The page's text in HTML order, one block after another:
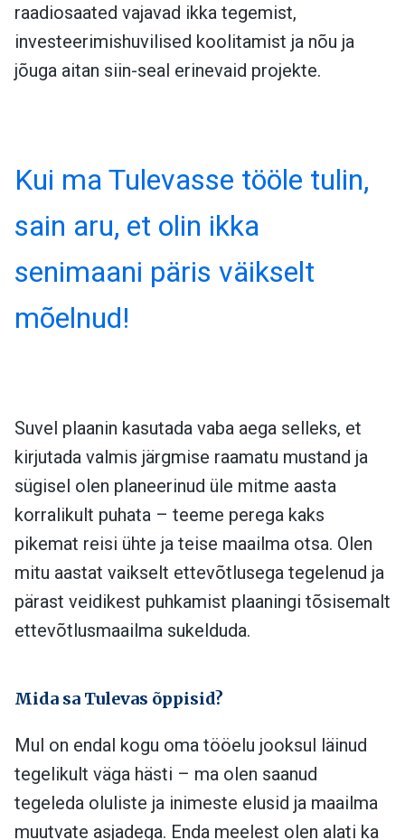
raadiosaated vajavad ikka tegemist,
investeerimishuvilised koolitamist ja nõu ja
jõuga aitan siin-seal erinevaid projekte.
Kui ma Tulevasse tööle tulin,
sain aru, et olin ikka
senimaani päris väikselt
mõelnud!
Suvel plaanin kasutada vaba aega selleks, et
kirjutada valmis järgmise raamatu mustand ja
sügisel olen planeerinud üle mitme aasta
korralikult puhata – teeme perega kaks
pikemat reisi ühte ja teise maailma otsa. Olen
mitu aastat vaikselt ettevõtlusega tegelenud ja
pärast veidikest puhkamist plaaningi tõsisemalt
ettevõtlusmaailma sukelduda.
Mida sa Tulevas õppisid?
Mul on endal kogu oma tööelu jooksul läinud
tegelikult väga hästi – ma olen saanud
tegeleda oluliste ja inimeste elusid ja maailma
muutvate asjadega. Enda meelest olen alati ka